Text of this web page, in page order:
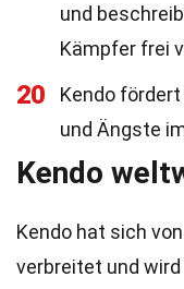
und
Kämpfer frei
20
Kendo
und Ängste
Kendo
Kendo hat sich
verbreitet und